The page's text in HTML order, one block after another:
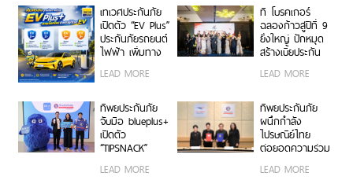
ม.อ.ตรัง ประกันภัยให้
แข็งแกร่งยิ่งขึ้น
เทเวศประกันภัย
เปิดตัว “EV Plus”
ประกันภัยรถยนต์
ไฟฟ้า เพิ่มทาง
เลือกความ
คุ้มครองสำหรับผู้
LEAD MORE
ที โบรคเกอร์
ฉลองก้าวสู่ปีที่ 9
ยิ่งใหญ่ ปักหมุด
สร้างเบี้ยประกัน
ทะลุ 950 ล้าน
บาท จัดงานมอบ
เชิดชูเกียรติสุด
ยอดนายหน้า
200 ราย “Top
Sales 2026”
LEAD MORE
ทิพยประกันภัย
จับมือ blueplus+
เปิดตัว
“TIPSNACK”
ประกันภัยราย
เดือนแบบ
LEAD MORE
ทิพยประกันภัย
ผนึกกำลัง
ไปรษณีย์ไทย
ต่อยอดความร่วม
มือกว่า 10 ปี สู่
พันธมิตรเชิงกล
LEAD MORE